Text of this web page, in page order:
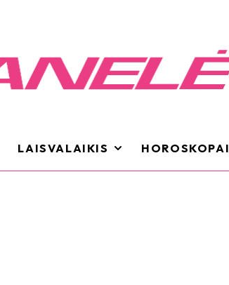
LAISVALAIKIS HOROSKOPAI